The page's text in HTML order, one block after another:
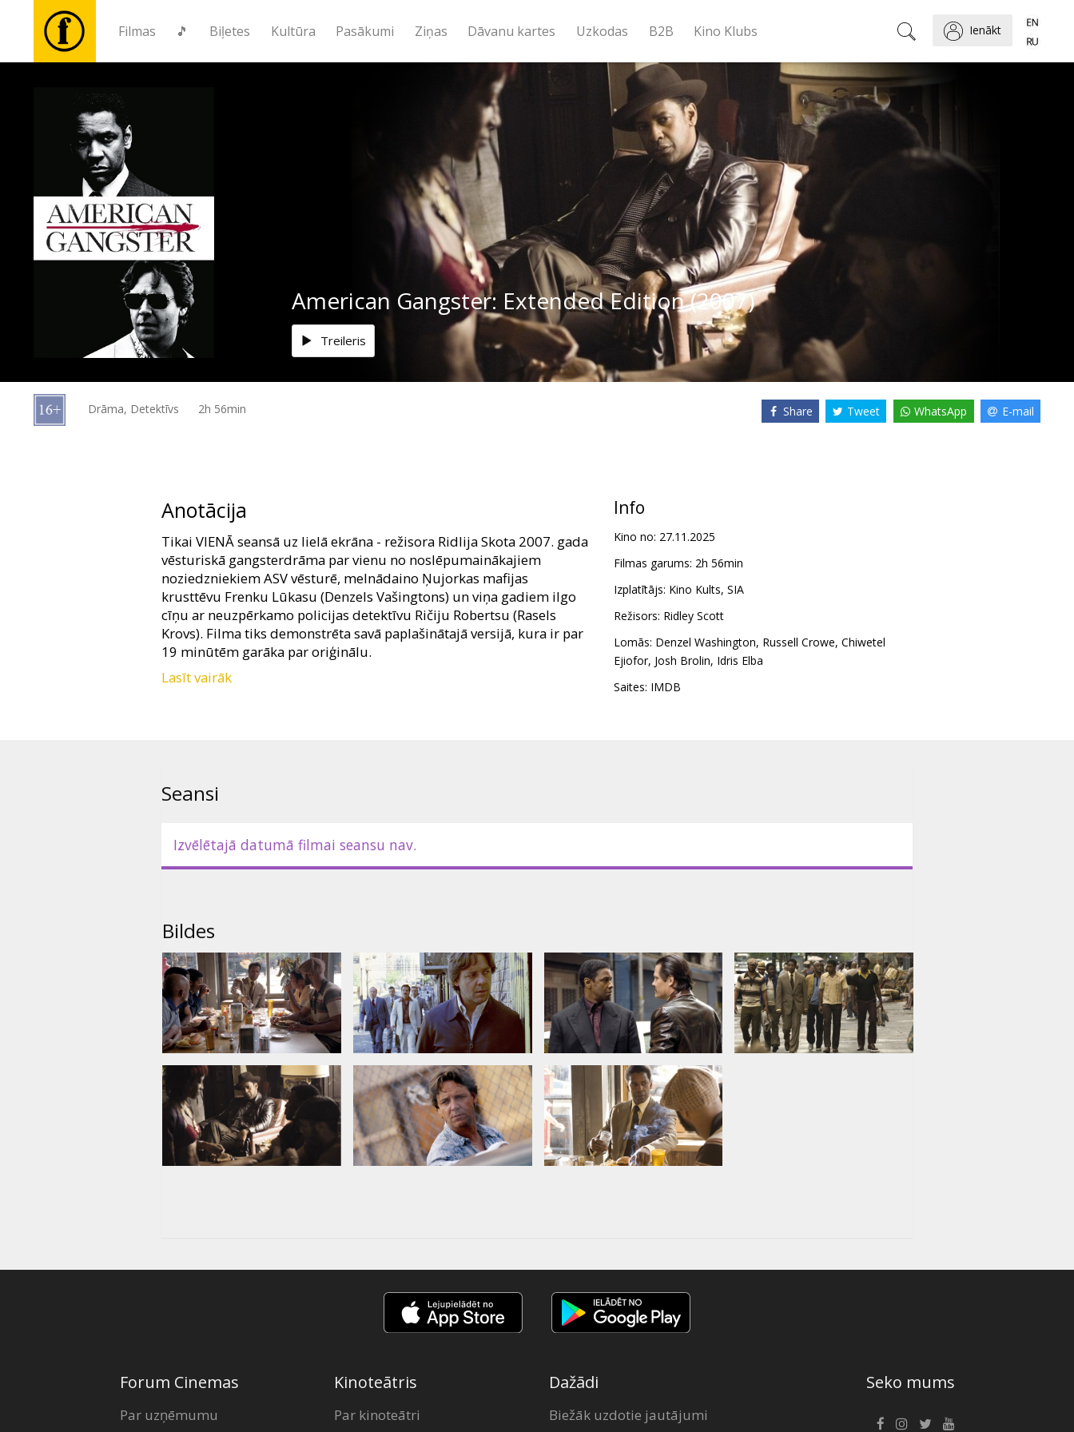
Filmas 🎵 Biļetes Kultūra Pasākumi Ziņas Dāvanu kartes Uzkodas B2B Kino Klubs Ienākt
Biļetes
Kultūra
kartes
American Gangster: Extended Edition (2007)
Treileris
Drāma, Detektīvs 2h 56min Share Tweet WhatsApp E-mail
Anotācija
Tikai VIENĀ seansā uz lielā ekrāna - režisora Ridlija Skota 2007. gada
vēsturiskā gangsterdrāma par vienu no noslēpumainākajiem
noziedzniekiem ASV vēsturē, melnādaino Ņujorkas mafijas
krusttēvu Frenku Lūkasu (Denzels Vašingtons) un viņa gadiem ilgo
cīņu ar neuzpērkamo policijas detektīvu Ričiju Robertsu (Rasels
Krovs). Filma tiks demonstrēta savā paplašinātajā versijā, kura ir par
19 minūtēm garāka par oriģinālu.
1970. gadu Amerikā detektīvs Ričijs Robertss cenšas sagraut
Lasīt vairāk
Info
Kino no: 27.11.2025
Filmas garums: 2h 56min
Izplatītājs: Kino Kults, SIA
Režisors: Ridley Scott
Lomās: Denzel Washington, Russell Crowe, Chiwetel
Ejiofor, Josh Brolin, Idris Elba
Saites: IMDB
Seansi
Izvēlētajā datumā filmai seansu nav.
Bildes
Forum Cinemas
Par uzņēmumu
Kinoteātris
Par kinoteātri
Dažādi
Biežāk uzdotie jautājumi
Seko mums